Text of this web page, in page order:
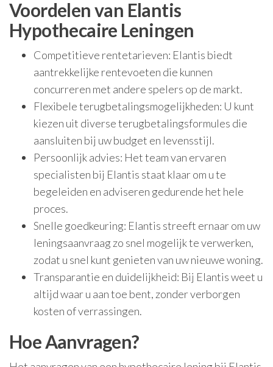
Voordelen van Elantis
Hypothecaire Leningen
Competitieve rentetarieven: Elantis biedt
aantrekkelijke rentevoeten die kunnen
concurreren met andere spelers op de markt.
Flexibele terugbetalingsmogelijkheden: U kunt
kiezen uit diverse terugbetalingsformules die
aansluiten bij uw budget en levensstijl.
Persoonlijk advies: Het team van ervaren
specialisten bij Elantis staat klaar om u te
begeleiden en adviseren gedurende het hele
proces.
Snelle goedkeuring: Elantis streeft ernaar om uw
leningsaanvraag zo snel mogelijk te verwerken,
zodat u snel kunt genieten van uw nieuwe woning.
Transparantie en duidelijkheid: Bij Elantis weet u
altijd waar u aan toe bent, zonder verborgen
kosten of verrassingen.
Hoe Aanvragen?